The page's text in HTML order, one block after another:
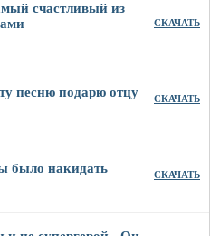
счастливый из
СКАЧАТЬ
песню подарю отцу СКАЧАТЬ
было накидать СКАЧАТЬ